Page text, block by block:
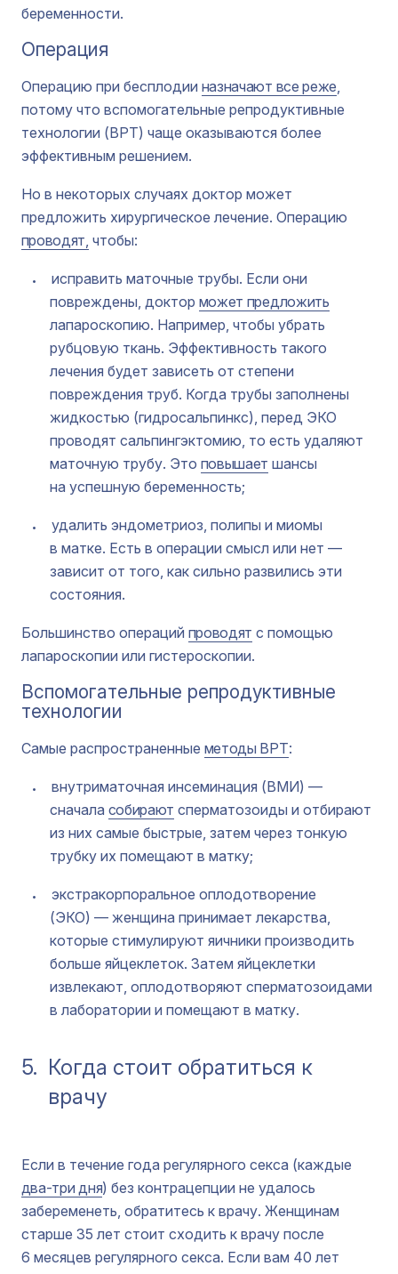
беременности.
Операция
Операцию при бесплодии назначают все реже
потому что вспомогательные репродуктивные
технологии (ВРТ) чаще оказываются более
эффективным решением.
Но в некоторых случаях доктор может
предложить хирургическое лечение. Операцию
проводят, чтобы:
исправить маточные трубы. Если они
повреждены, доктор может предложить
лапароскопию. Например, чтобы убрать
рубцовую ткань. Эффективность такого
лечения будет зависеть от степени
повреждения труб. Когда трубы заполнены
жидкостью (гидросальпинкс), перед ЭКО
проводят сальпингэктомию, то есть удаляют
маточную трубу. Это повышает шансы
на успешную беременность;
удалить эндометриоз, полипы и миомы
в матке. Есть в операции смысл или нет —
зависит от того, как сильно развились эти
состояния.
Большинство операций проводят с помощью
лапароскопии или гистероскопии.
Вспомогательные репродуктивные
технологии
Самые распространенные методы ВРТ:
внутриматочная инсеминация (ВМИ) —
сначала собирают сперматозоиды и отбирают
из них самые быстрые, затем через тонкую
трубку их помещают в матку;
экстракорпоральное оплодотворение
(ЭКО) — женщина принимает лекарства,
которые стимулируют яичники производить
больше яйцеклеток. Затем яйцеклетки
извлекают, оплодотворяют сперматозоидами
в лаборатории и помещают в матку.
5. Когда стоит обратиться к
врачу
Если в течение года регулярного секса (каждые
два-три дня) без контрацепции не удалось
забеременеть, обратитесь к врачу. Женщинам
старше 35 лет стоит сходить к врачу после
6 месяцев регулярного секса. Если вам 40 лет